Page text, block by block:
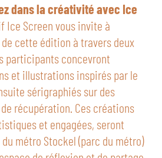
dans la créativité avec Ice
Ice Screen vous invite à
cette édition à travers deux
participants concevront
et illustrations inspirés par le
sérigraphiés sur des
récupération. Ces créations
et engagées, seront
métro Stockel (parc du métro)